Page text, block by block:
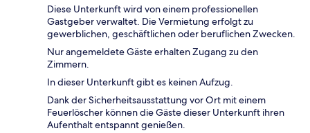
Diese Unterkunft wird von einem professionellen
Gastgeber verwaltet. Die Vermietung erfolgt zu
gewerblichen, geschäftlichen oder beruflichen Zwecken.
Nur angemeldete Gäste erhalten Zugang zu den
Zimmern.
In dieser Unterkunft gibt es keinen Aufzug.
Dank der Sicherheitsausstattung vor Ort mit einem
Feuerlöscher können die Gäste dieser Unterkunft ihren
Aufenthalt entspannt genießen.